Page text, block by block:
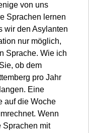
von uns
Sprachen lernen
wir den Asylanten
nur möglich,
Sprache. Wie ich
ob dem
pro Jahr
Eine
auf die Woche
Wenn
Sprachen mit